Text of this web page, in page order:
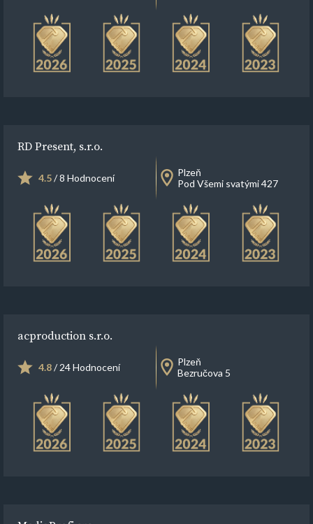
RD Present, s.r.o.
4.5/ 8 Hodnocení
Plzeň
Pod Všemi svatými 427
acproduction s.r.o.
4.8/ 24 Hodnocení
Plzeň
Bezručova 5